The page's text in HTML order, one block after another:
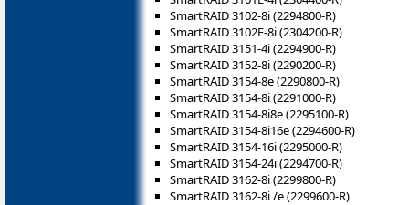
SmartRAID 3102-8i (2294800-R)
SmartRAID 3102E-8i (2304200-R)
SmartRAID 3151-4i (2294900-R)
SmartRAID 3152-8i (2290200-R)
SmartRAID 3154-8e (2290800-R)
SmartRAID 3154-8i (2291000-R)
SmartRAID 3154-8i8e (2295100-R)
SmartRAID 3154-8i16e (2294600-R)
SmartRAID 3154-16i (2295000-R)
SmartRAID 3154-24i (2294700-R)
SmartRAID 3162-8i (2299800-R)
SmartRAID 3162-8i /e (2299600-R)